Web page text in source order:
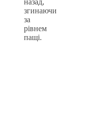
згинаючи
за
рівнем
пащі.